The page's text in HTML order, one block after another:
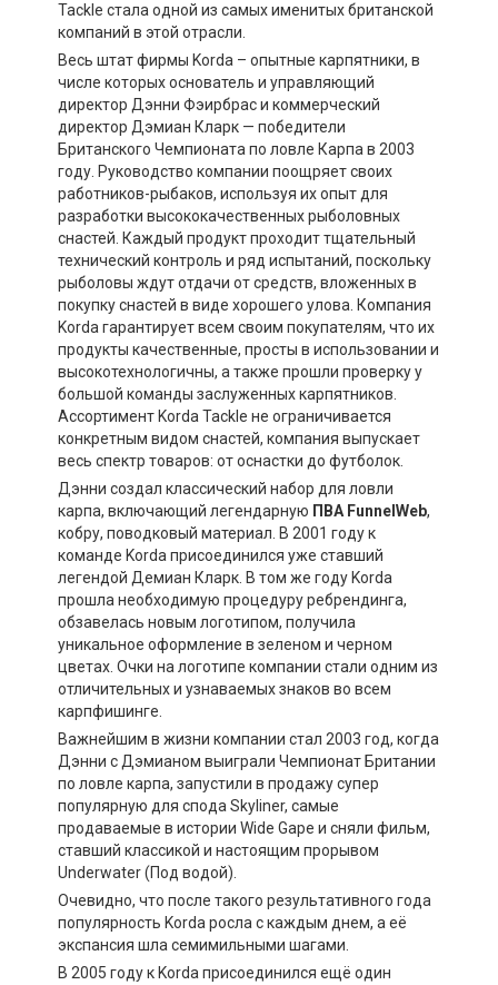
Tackle стала одной из самых именитых британской
компаний в этой отрасли.
Весь штат фирмы Korda – опытные карпятники, в
числе которых основатель и управляющий
директор Дэнни Фэирбрас и коммерческий
директор Дэмиан Кларк — победители
Британского Чемпионата по ловле Карпа в 2003
году. Руководство компании поощряет своих
работников-рыбаков, используя их опыт для
разработки высококачественных рыболовных
снастей. Каждый продукт проходит тщательный
технический контроль и ряд испытаний, поскольку
рыболовы ждут отдачи от средств, вложенных в
покупку снастей в виде хорошего улова. Компания
Korda гарантирует всем своим покупателям, что их
продукты качественные, просты в использовании и
высокотехнологичны, а также прошли проверку у
большой команды заслуженных карпятников.
Ассортимент Korda Tackle не ограничивается
конкретным видом снастей, компания выпускает
весь спектр товаров: от оснастки до футболок.
Дэнни создал классический набор для ловли
карпа, включающий легендарную ПВА FunnelWeb,
кобру, поводковый материал. В 2001 году к
команде Korda присоединился уже ставший
легендой Демиан Кларк. В том же году Korda
прошла необходимую процедуру ребрендинга,
обзавелась новым логотипом, получила
уникальное оформление в зеленом и черном
цветах. Очки на логотипе компании стали одним из
отличительных и узнаваемых знаков во всем
карпфишинге.
Важнейшим в жизни компании стал 2003 год, когда
Дэнни с Дэмианом выиграли Чемпионат Британии
по ловле карпа, запустили в продажу супер
популярную для спода Skyliner, самые
продаваемые в истории Wide Gape и сняли фильм,
ставший классикой и настоящим прорывом
Underwater (Под водой).
Очевидно, что после такого результативного года
популярность Korda росла с каждым днем, а её
экспансия шла семимильными шагами.
В 2005 году к Korda присоединился ещё один